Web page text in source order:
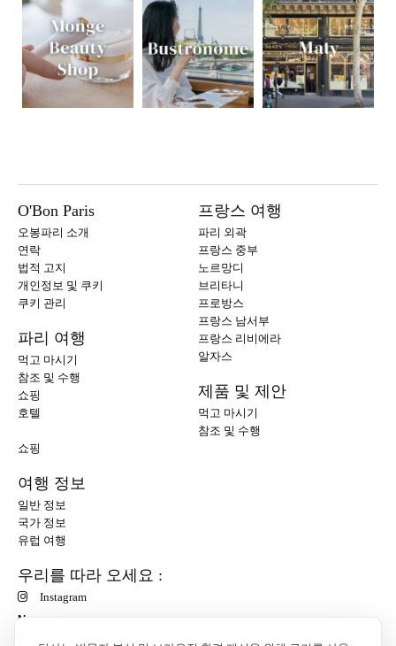
O'Bon Paris
오봉파리 소개
연락
법적 고지
개인정보 및 쿠키
쿠키 관리
파리 여행
먹고 마시기
참조 및 수행
쇼핑
호텔
프랑스 여행
파리 외곽
프랑스 중부
노르망디
브리타니
프로방스
프랑스 남서부
프랑스 리비에라
알자스
제품 및 제안
먹고 마시기
참조 및 수행
쇼핑
여행 정보
일반 정보
국가 정보
유럽 여행
우리를 따라 오세요 :
Instagram
N